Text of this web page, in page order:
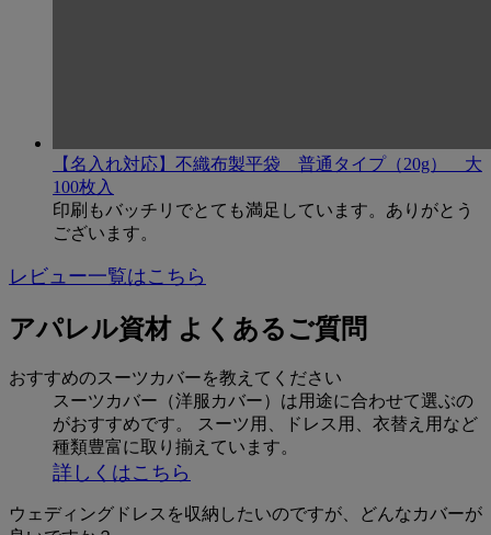
【名入れ対応】不織布製平袋 普通タイプ（20g） 大
100枚入
印刷もバッチリでとても満足しています。ありがとう
ございます。
レビュー一覧はこちら
アパレル資材 よくあるご質問
おすすめのスーツカバーを教えてください
スーツカバー（洋服カバー）は用途に合わせて選ぶの
がおすすめです。 スーツ用、ドレス用、衣替え用など
種類豊富に取り揃えています。
詳しくはこちら
ウェディングドレスを収納したいのですが、どんなカバーが